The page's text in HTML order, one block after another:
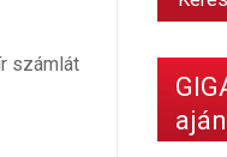
számlát